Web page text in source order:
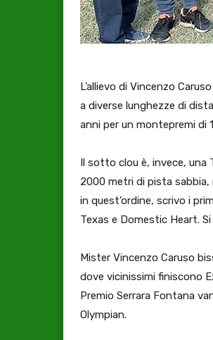
L’allievo di Vincenzo
a diverse lunghezze di
anni per un montepremi di
Il sotto clou è, invece, una
2000 metri di pista sabbia,
in quest’ordine, scrivo i
Texas e Domestic Heart.
Mister Vincenzo Caruso
dove vicinissimi finiscono
Premio Serrara Fontana
Olympian.